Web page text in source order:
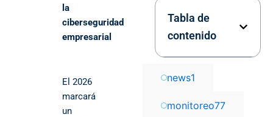
la
ciberseguridad
empresarial
El 2026
marcará
un
Tabla de
contenido
news1
monitoreo77